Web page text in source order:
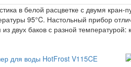
в белой расцветке с двумя
95°C. Настольный прибор
двух баков с разной температурой: